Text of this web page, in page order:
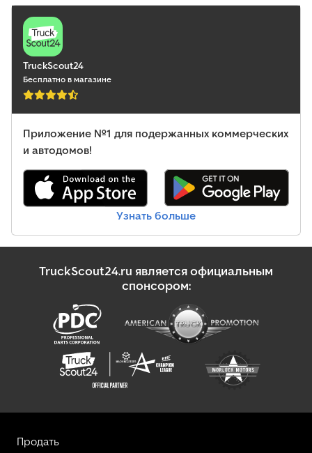
ширина пространства для загрузки:2 480 мм, высота
грузового отсека:
ABS, гидроборт, кондиционер, отопитель стояночный
TruckScout24
Бесплатно в магазине
Приложение №1 для подержанных коммерческих
и автодомов!
Узнать больше
TruckScout24.ru является официальным
спонсором:
Продать